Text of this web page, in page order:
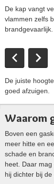
De kap vangt
vlammen zelfs
brandgevaarlijk.
De juiste
goed afzuigen.
Waarom
Boven een
meer hitte en
schade en
heet. Daar
hij dichter bij